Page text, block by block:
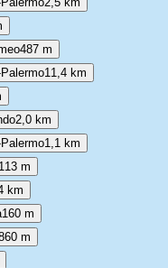
487 m
11,4 km
2,0 km
1,1 km
113 m
km
160 m
m